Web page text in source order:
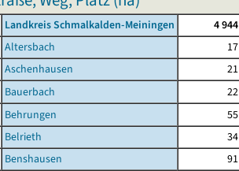
Landkreis Schmalkalden-Meiningen 4 944
Altersbach
17
Aschenhausen
21
Bauerbach
22
Behrungen
55
Belrieth
34
Benshausen
91